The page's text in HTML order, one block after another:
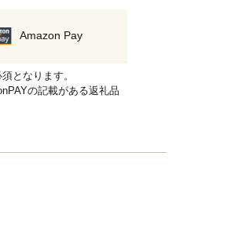
Amazon Pay
となります。
の記載がある返礼品